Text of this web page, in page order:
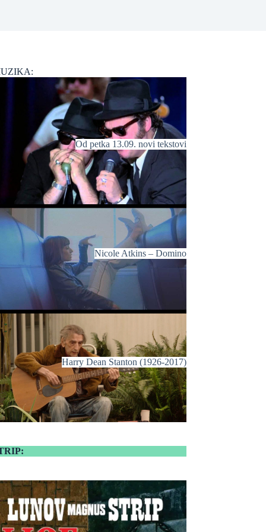
Od petka 13.09. novi tekstovi
Nicole Atkins – Domino
Harry Dean Stanton (1926-2017)